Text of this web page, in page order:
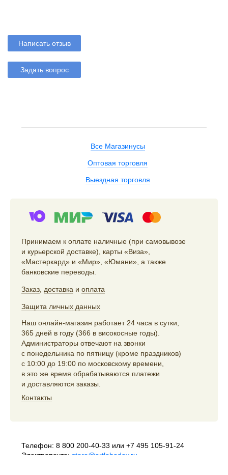
Написать отзыв
Задать вопрос
Все Магазинусы
Оптовая торговля
Выездная торговля
Принимаем к оплате наличные (при самовывозе
и курьерской доставке), карты «Виза»,
«Мастеркард» и «Мир», «Юмани», а также
банковские переводы.
Заказ доставка и оплата
Защита личных данных
Наш онлайн-магазин работает 24 часа в сутки,
365 дней в году (366 в високосные годы).
Администраторы отвечают на звонки
с понедельника по пятницу (кроме праздников)
с 10:00 до 19:00 по московскому времени,
в это же время обрабатываются платежи
и доставляются заказы.
Контакты
Телефон: 8 800 200-40-33 или +7 495 105-91-24
Электропочта: store@artlebedev.ru